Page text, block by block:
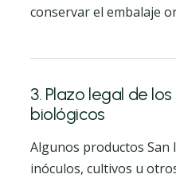
conservar el embalaje
3. Plazo legal de
biológicos
Algunos productos San
inóculos, cultivos u